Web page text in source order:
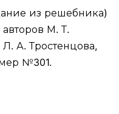
из решебника)
М. Т.
А. Тростенцова,
№301.